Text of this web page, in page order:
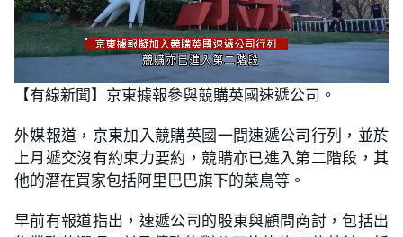
n
m
u
o
a
d
d
:
7
7
.
1
4
【有線新聞】京東據報參與競購英國速遞公司。
外媒報道，京東加入競購英國一間速遞公司行列，並於
上月遞交沒有約束力要約，競購亦已進入第二階段，其
他的潛在買家包括阿里巴巴旗下的菜鳥等。
早前有報道指出，速遞公司的股東與顧問商討，包括出